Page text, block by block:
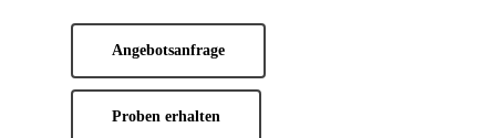
Angebotsanfrage
Proben erhalten